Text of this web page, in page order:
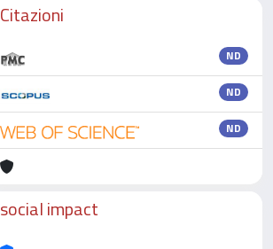
Citazioni
ND
ND
ND
social impact